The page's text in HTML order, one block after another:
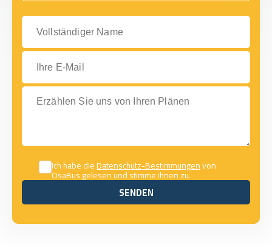
Vollständiger Name
Ihre E-Mail
Erzählen Sie uns von Ihren Plänen
Ich habe dieDatenschutz-Bestimmungenvon
OsaBus gelesen und stimme ihnen zu.
SENDEN
SENDEN